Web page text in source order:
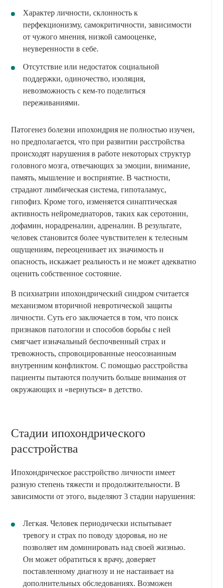
Характер личности, склонность к
перфекционизму, самокритичности, зависимости
от чужого мнения, низкой самооценке,
неуверенности в себе.
Отсутствие или недостаток социальной
поддержки, одиночество, изоляция,
невозможность с кем-то поделиться
переживаниями.
Патогенез болезни ипохондрия не полностью изучен,
но предполагается, что при развитии расстройства
происходят нарушения в работе некоторых структур
головного мозга, отвечающих за эмоции, внимание,
память, мышление и восприятие. В частности,
страдают лимбическая система, гипоталамус,
гипофиз. Кроме того, изменяется синаптическая
активность нейромедиаторов, таких как серотонин,
дофамин, норадреналин, адреналин. В результате,
человек становится более чувствителен к телесным
ощущениям, переоценивает их значимость и
опасность, искажает реальность и не может адекватно
оценить собственное состояние.
В психиатрии ипохондрический синдром считается
механизмом вторичной невротической защиты
личности. Суть его заключается в том, что поиск
признаков патологии и способов борьбы с ней
смягчает изначальный беспочвенный страх и
тревожность, спровоцированные неосознанным
внутренним конфликтом. С помощью расстройства
пациенты пытаются получить больше внимания от
окружающих и «вернуться» в детство.
Стадии ипохондрического
расстройства
Ипохондрическое расстройство личности имеет
разную степень тяжести и продолжительности. В
зависимости от этого, выделяют 3 стадии нарушения:
Легкая. Человек периодически испытывает
тревогу и страх по поводу здоровья, но не
позволяет им доминировать над своей жизнью.
Он может обратиться к врачу, доверяет
поставленному диагнозу и не настаивает на
дополнительных обследованиях. Возможен